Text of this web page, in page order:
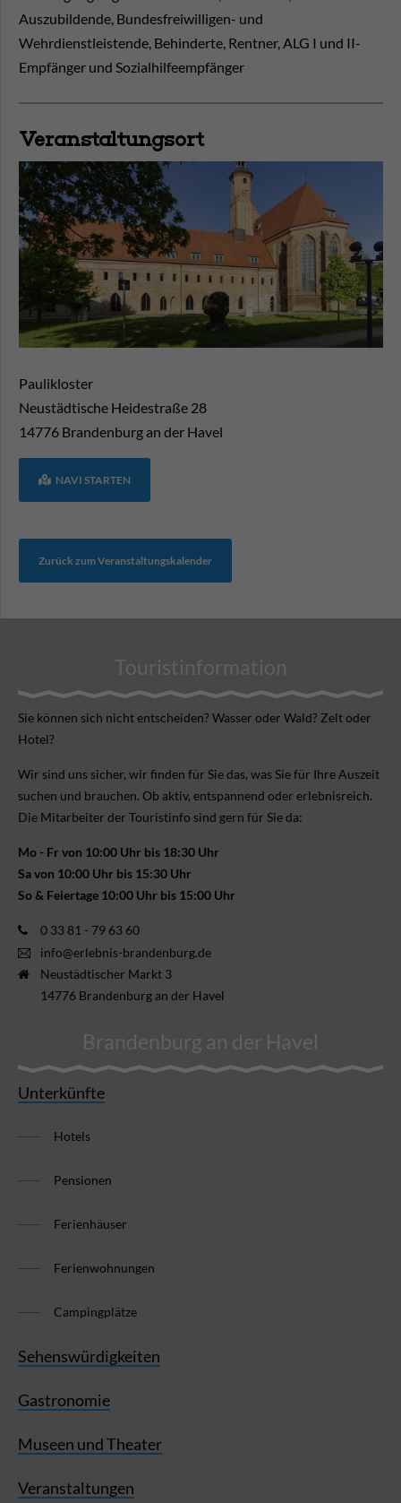
Auszubildende, Bundesfreiwilligen- und
Wehrdienstleistende, Behinderte, Rentner, ALG I und II-
Empfänger und Sozialhilfeempfänger
Veranstaltungsort
Paulikloster
Neustädtische Heidestraße 28
14776 Brandenburg an der Havel
NAVI STARTEN
Zurück zum Veranstaltungskalender
Touristinformation
Sie können sich nicht ent­scheiden? Wasser oder Wald? Zelt oder
Hotel?
Wir sind uns sicher, wir finden für Sie das, was Sie für Ihre Aus­zeit
suchen und brauchen. Ob aktiv, ent­spannend oder erlebnis­reich.
Die Mitarbeiter der Touristinfo sind gern für Sie da:
Mo - Fr von 10:00 Uhr bis 18:30 Uhr
Sa von 10:00 Uhr bis 15:30 Uhr
So & Feiertage 10:00 Uhr bis 15:00 Uhr
0 33 81 - 79 63 60
info@erlebnis-brandenburg.de
Neustädtischer Markt 3
14776 Brandenburg an der Havel
Brandenburg an der Havel
Unterkünfte
Hotels
Pensionen
Ferienhäuser
Ferienwohnungen
Campingplätze
Sehenswürdigkeiten
Gastronomie
Museen und Theater
Veranstaltungen